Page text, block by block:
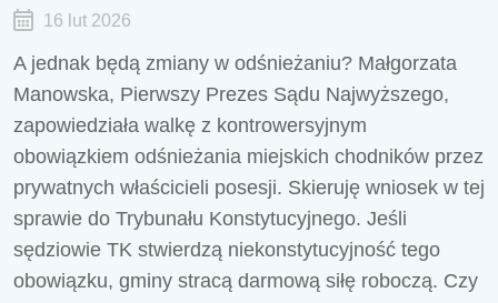
16 lut 2026
A jednak będą zmiany w odśnieżaniu? Małgorzata
Manowska, Pierwszy Prezes Sądu Najwyższego,
zapowiedziała walkę z kontrowersyjnym
obowiązkiem odśnieżania miejskich chodników przez
prywatnych właścicieli posesji. Skieruję wniosek w tej
sprawie do Trybunału Konstytucyjnego. Jeśli
sędziowie TK stwierdzą niekonstytucyjność tego
obowiązku, gminy stracą darmową siłę roboczą. Czy